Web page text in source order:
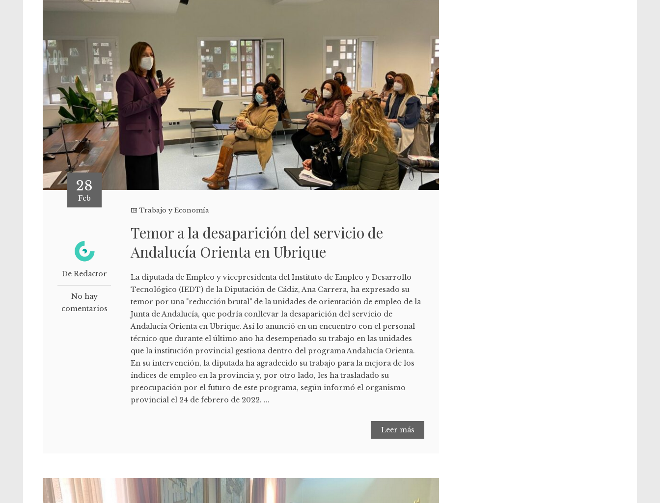
28
Feb
De Redactor
No hay
comentarios
Trabajo y Economía
Temor a la desaparición del servicio de
Andalucía Orienta en Ubrique
La diputada de Empleo y vicepresidenta del Instituto de Empleo y Desarrollo
Tecnológico (IEDT) de la Diputación de Cádiz, Ana Carrera, ha expresado su
temor por una "reducción brutal" de la unidades de orientación de empleo de la
Junta de Andalucía, que podría conllevar la desaparición del servicio de
Andalucía Orienta en Ubrique. Así lo anunció en un encuentro con el personal
técnico que durante el último año ha desempeñado su trabajo en las unidades
que la institución provincial gestiona dentro del programa Andalucía Orienta.
En su intervención, la diputada ha agradecido su trabajo para la mejora de los
índices de empleo en la provincia y, por otro lado, les ha trasladado su
preocupación por el futuro de este programa, según informó el organismo
provincial el 24 de febrero de 2022. ...
Leer más